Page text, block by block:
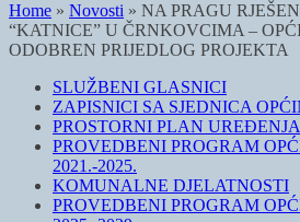
Home » Novosti » NA PRAGU
“KATNICE” U ČRNKOVCIMA –
ODOBREN PRIJEDLOG PROJEKTA
SLUŽBENI GLASNICI
ZAPISNICI SA SJEDNICA
PROSTORNI PLAN UREĐENJA
PROVEDBENI PROGRAM
2021.-2025.
KOMUNALNE DJELATNOSTI
PROVEDBENI PROGRAM